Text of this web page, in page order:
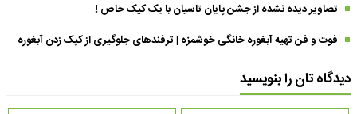
تصاویر دیده نشده از جشن پایان تاسیان با یک کیک خاص !
فوت و فن تهیه آبغوره خانگی خوشمزه | ترفندهای جلوگیری از کپک زدن آبغوره
دیدگاه تان را بنویسید